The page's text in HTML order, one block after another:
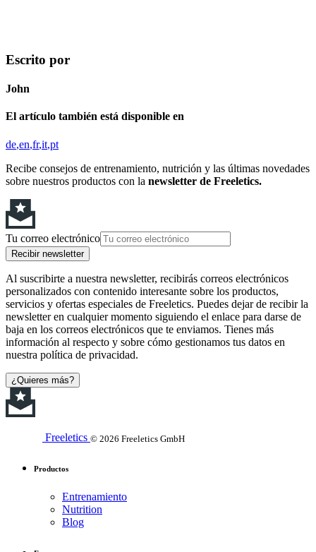
Escrito por
John
El artículo también está disponible en
de en fr it pt
Recibe consejos de entrenamiento, nutrición y las últimas novedades
sobre nuestros productos con la newsletter de Freeletics.
Tu correo electrónico
Recibir newsletter
Al suscribirte a nuestra newsletter, recibirás correos electrónicos
personalizados con contenido interesante sobre los productos,
servicios y ofertas especiales de Freeletics. Puedes dejar de recibir la
newsletter en cualquier momento siguiendo el enlace para darse de
baja en los correos electrónicos que te enviamos. Tienes más
información al respecto y sobre cómo gestionamos tus datos en
nuestra política de privacidad.
¿Quieres más?
Freeletics © 2026 Freeletics GmbH
Productos
Entrenamiento
Nutrition
Blog